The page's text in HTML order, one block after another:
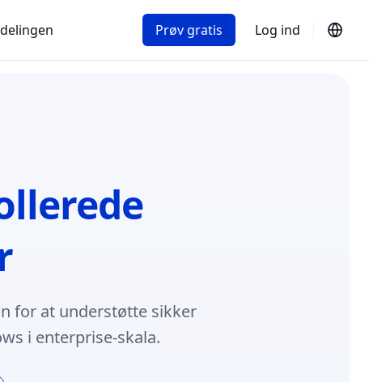
Prøv gratis Log ind
for at understøtte sikker
i enterprise-skala.